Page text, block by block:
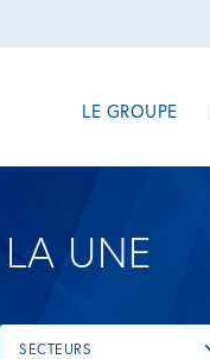
LE GROUPE
UNE
SECTEURS